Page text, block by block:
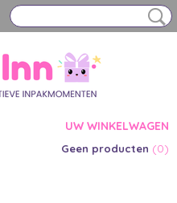
UW WINKELWAGEN
Geen producten (0)